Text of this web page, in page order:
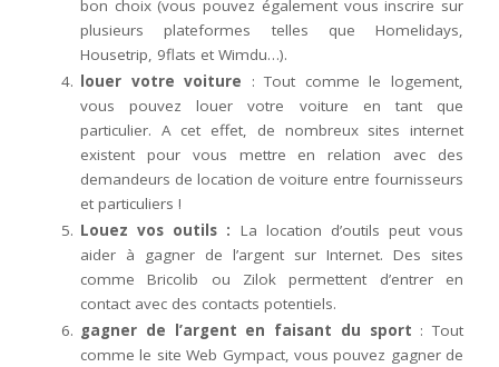
bon choix (vous pouvez également vous inscrire sur
plusieurs plateformes telles que Homelidays,
Housetrip, 9flats et Wimdu…).
louer votre voiture : Tout comme le logement,
vous pouvez louer votre voiture en tant que
particulier. A cet effet, de nombreux sites internet
existent pour vous mettre en relation avec des
demandeurs de location de voiture entre fournisseurs
et particuliers !
Louez vos outils : La location d’outils peut vous
aider à gagner de l’argent sur Internet. Des sites
comme Bricolib ou Zilok permettent d’entrer en
contact avec des contacts potentiels.
gagner de l’argent en faisant du sport : Tout
comme le site Web Gympact, vous pouvez gagner de